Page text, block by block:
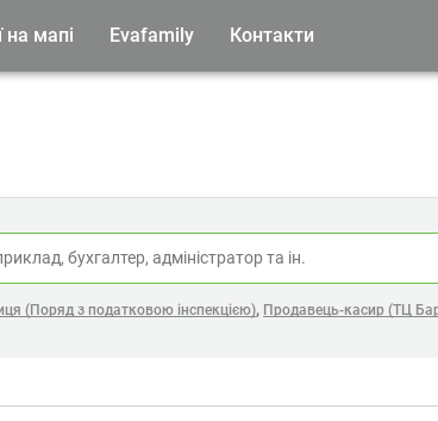
на мапі Evafamily Контакти
(Поряд з податковою інспекцією), Продавець-касир (ТЦ